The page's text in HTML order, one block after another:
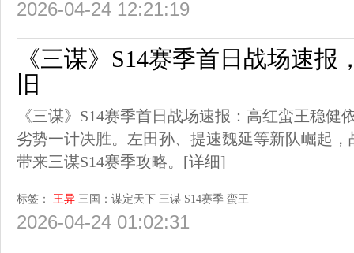
2026-04-24 12:21:19
《三谋》S14赛季首日战场速报
旧
《三谋》S14赛季首日战场速报：高红蛮王稳健
劣势一计决胜。左田孙、提速魏延等新队崛起
带来三谋S14赛季攻略。 [详细]
标签： 王异 三国：谋定天下 三谋 S14赛季 蛮王
2026-04-24 01:02:31